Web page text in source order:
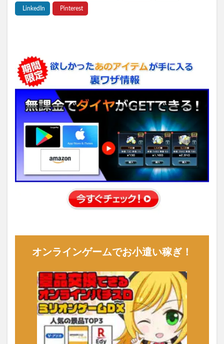
オンラインゲームでお小遣い稼ぎ！